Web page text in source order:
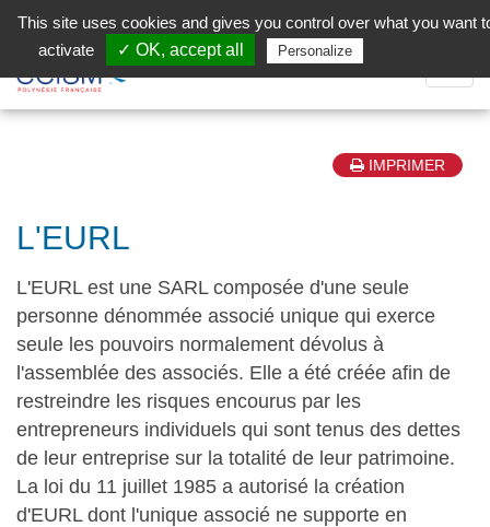
Facebook (Customer Chat) is disabled.
la
IMPRIMER
L'EURL
L'EURL est une SARL composée d'une seule
personne dénommée associé unique qui exerce
seule les pouvoirs normalement dévolus à
l'assemblée des associés. Elle a été créée afin de
restreindre les risques encourus par les
entrepreneurs individuels qui sont tenus des dettes
de leur entreprise sur la totalité de leur patrimoine.
La loi du 11 juillet 1985 a autorisé la création
d'EURL dont l'unique associé ne supporte en
This site uses cookies and gives you control over what you want
activate
✓ OK, accept all Personalize